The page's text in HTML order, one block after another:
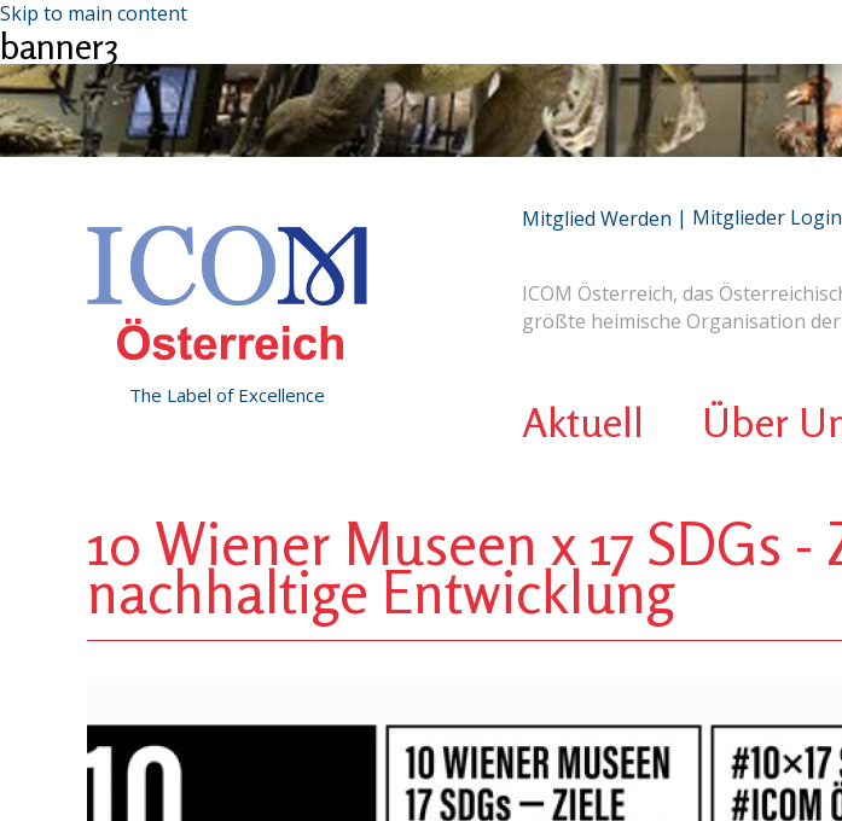
Skip to main content
banner3
The Label of Excellence
ICOM Österreich, das
größte heimische Organisation
Aktuell Über
Mitglied Werden | Mitglieder
10 Wiener Museen x 17 SDGs -
nachhaltige Entwicklung